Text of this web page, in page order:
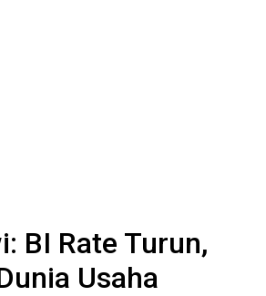
BI Rate Turun,
Usaha